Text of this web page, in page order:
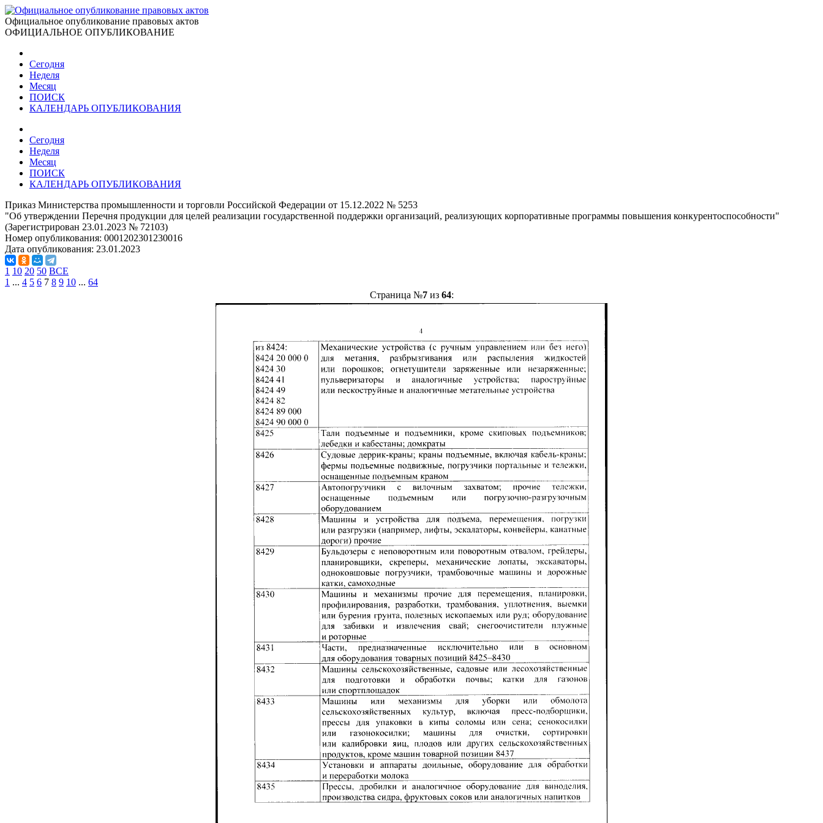
Официальное опубликование правовых актов
ОФИЦИАЛЬНОЕ ОПУБЛИКОВАНИЕ
Сегодня
Неделя
Месяц
ПОИСК
КАЛЕНДАРЬ ОПУБЛИКОВАНИЯ
Сегодня
Неделя
Месяц
ПОИСК
КАЛЕНДАРЬ ОПУБЛИКОВАНИЯ
Приказ Министерства промышленности и торговли Российской Федерации от 15.12.2022 № 5253
"Об утверждении Перечня продукции для целей реализации государственной поддержки организаций, реализующих корпоративные программы повышения конкурентоспособности"
(Зарегистрирован 23.01.2023 № 72103)
Номер опубликования: 0001202301230016
Дата опубликования: 23.01.2023
1 10 20 50 ВСЕ
1 ... 4 5 6 7 8 9 10 ... 64
Страница №7из 64: